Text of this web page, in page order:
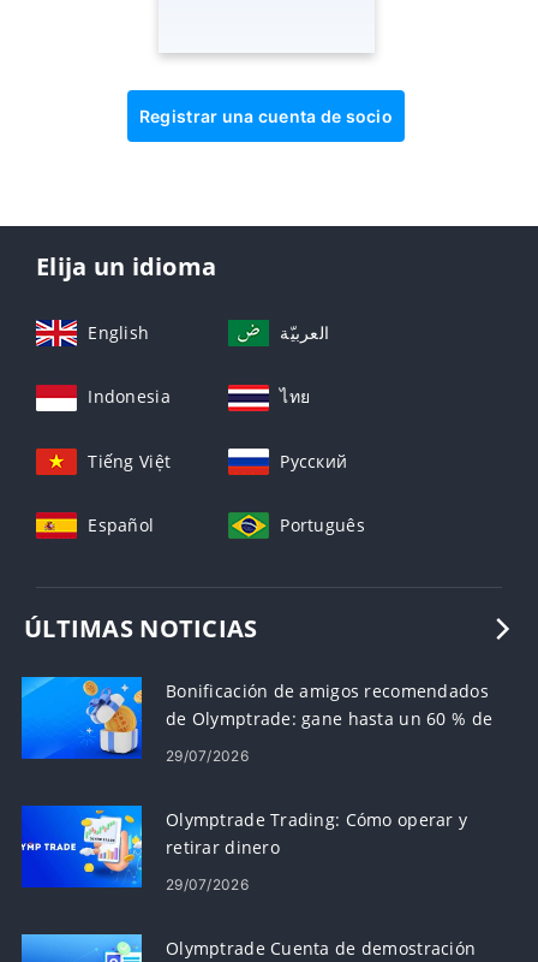
Registrar una cuenta de socio
Elija un idioma
English العربيّة
Indonesia ไทย
Tiếng Việt Русский
Español Português
ÚLTIMAS NOTICIAS
Bonificación de amigos recomendados
de Olymptrade: gane hasta un 60 % de
comisión por recomendaciones
29/07/2026
Olymptrade Trading: Cómo operar y
retirar dinero
29/07/2026
Olymptrade Cuenta de demostración